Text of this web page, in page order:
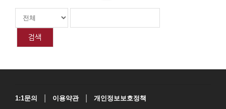
검색
1:1문의 | 이용약관 | 개인정보보호정책